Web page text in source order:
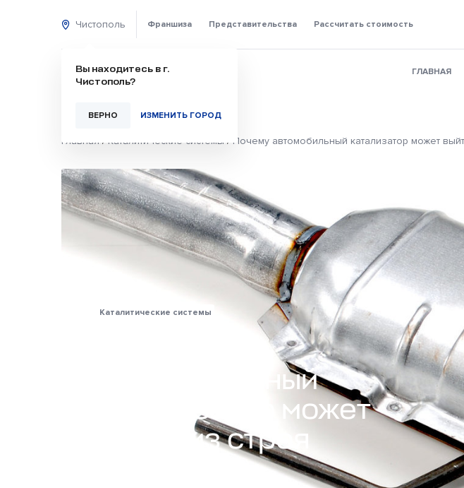
Чистополь
Вы находитесь в г.
Чистополь?
ВЕРНО ИЗМЕНИТЬ ГОРОД
Франшиза Представительства Рассчитать стоимость
ГЛАВНАЯ
Главная / Каталитические системы / Почему автомобильный катализатор может
Каталитические системы
автомобильный
катализатор может
выйти из строя